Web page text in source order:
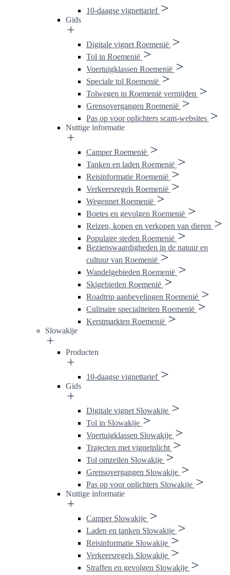
10-daagse vignettarief
Gids
Digitale vignet Roemenië
Tol in Roemenië
Voertuigklassen Roemenië
Speciale tol Roemenië
Tolwegen in Roemenië vermijden
Grensovergangen Roemenië
Pas op voor oplichters scam-websites
Nuttige informatie
Camper Roemenië
Tanken en laden Roemenië
Reisinformatie Roemenië
Verkeersregels Roemenië
Wegennet Roemenië
Boetes en gevolgen Roemenië
Reizen, kopen en verkopen van dieren
Populaire steden Roemenië
Bezienswaardigheden in de natuur en
cultuur van Roemenië
Wandelgebieden Roemenië
Skigebieden Roemenië
Roadtrip aanbevelingen Roemenië
Culinaire specialiteiten Roemenië
Kerstmarkten Roemenië
Slowakije
Producten
10-daagse vignettarief
Gids
Digitale vignet Slowakije
Tol in Slowakije
Voertuigklassen Slowakije
Trajecten met vignetplicht
Tol omzeilen Slowakije
Grensovergangen Slowakije
Pas op voor oplichters Slowakije
Nuttige informatie
Camper Slowakije
Laden en tanken Slowakije
Reisinformatie Slowakije
Verkeersregels Slowakije
Straffen en gevolgen Slowakije